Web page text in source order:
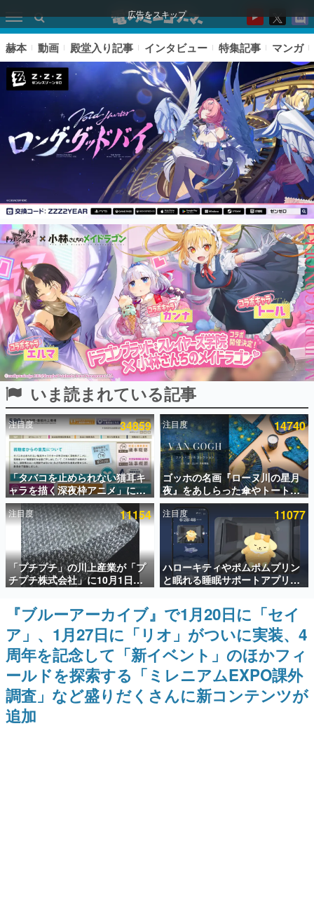
広告をスキップ
ピックアップ
電ファミのいま読まれている記事ランキング
アプリセール情報
インタビュー
連載・特集一覧
殿堂入り記事
SNS拡散数が数千以上！ ページビュー数万以上！ などな
ど。多くの人々に読まれた、電ファミ渾身の“殿堂入り”記
事をまとめました。
ゲームの企画書
名作ゲームクリエイターの方々に製作時のエピソードをお
聞きし、ヒットする企画（ゲーム）とは何か？を探ってい
きます。
赫本
この物語を解いてはいけない。『赫本』は、〈試験問題〉
の形をした短編ホラー小説集です。
新世代に訊く
これからのデジタルゲーム市場を担う若きクリエイター達
の姿を追い、彼らのルーツと情熱を探っていきます。
ゲーム世代の作家たち
ゲームに多大な影響を受けた作家さんに取材し、ゲームが
日本のコンテンツ産業やカルチャーに与えた影響を探る企
画です。
日本モバイルゲーム産業史
日本のモバイルゲーム史における主要なトピック・タイト
ルを網羅するほか、開発者へのインタビューや識者による
解説を掲載。約20年の歴史が一望できる決定版！
赫本 動画 殿堂入り記事 インタビュー 特集記事 マンガ
いま読まれている記事
注目度 34859
「タバコを止められない猫耳キ
ャラを描く深夜枠アニメ」に視
聴者の一部から批判意見。違法
薬物の使用と思しき描写も含め
て、BPOが議論を交わす
注目度 14740
ゴッホの名画『ローヌ川の星月
夜』をあしらった傘やトートバ
ッグなどが登場。8月7日21時よ
り2日間限定で予約販売
注目度 11154
「プチプチ」の川上産業が「プ
チプチ株式会社」に10月1日よ
り社名変更へ。創業58年で初め
ての変更で、“プチッ”と鳴るお
なじみの緩衝材が会社の名前に
注目度 11077
ハローキティやポムポムプリン
と眠れる睡眠サポートアプリ
『ゆめたび』が配信中。キャラ
ごとのASMRや目覚ましアラー
ムも搭載
『ブルーアーカイブ』で1月20日に「セイ
ア」、1月27日に「リオ」がついに実装、4
周年を記念して「新イベント」のほかフィ
ールドを探索する「ミレニアムEXPO課外
調査」など盛りだくさんに新コンテンツが
追加